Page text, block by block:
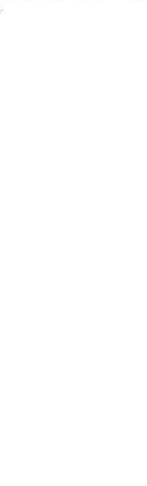
.